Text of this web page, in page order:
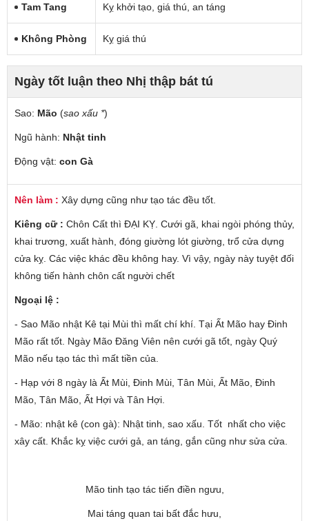
Tam Tang Kỵ khởi tạo, giá thú, an táng
Không Phòng Kỵ giá thú
Ngày tốt luận theo Nhị thập bát tú
Sao: Mão (sao xấu *)
Ngũ hành: Nhật tinh
Động vật: con Gà
Nên làm : Xây dựng cũng như tạo tác đều tốt.
Kiêng cữ : Chôn Cất thì ĐẠI KỴ. Cưới gã, khai ngòi phóng thủy,
khai trương, xuất hành, đóng giường lót giường, trổ cửa dựng
cửa kỵ. Các việc khác đều không hay. Vì vậy, ngày này tuyệt đối
không tiến hành chôn cất người chết
Ngoại lệ :
- Sao Mão nhật Kê tại Mùi thì mất chí khí. Tại Ất Mão hay Đinh
Mão rất tốt. Ngày Mão Đăng Viên nên cưới gã tốt, ngày Quý
Mão nếu tạo tác thì mất tiền của.
- Hạp với 8 ngày là Ất Mùi, Đinh Mùi, Tân Mùi, Ất Mão, Đinh
Mão, Tân Mão, Ất Hợi và Tân Hợi.
- Mão: nhật kê (con gà): Nhật tinh, sao xấu. Tốt nhất cho việc
xây cất. Khắc kỵ việc cưới gả, an táng, gắn cũng như sửa cửa.
Mão tinh tạo tác tiến điền ngưu,
Mai táng quan tai bất đắc hưu,